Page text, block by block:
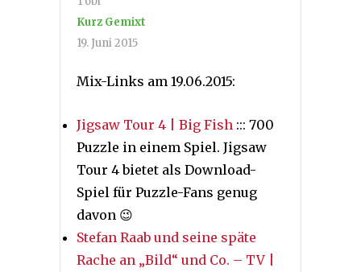
Kurz Gemixt
19. Juni 2015
Mix-Links am 19.06.2015:
Jigsaw Tour 4 | Big Fish ::: 700
Puzzle in einem Spiel. Jigsaw
Tour 4 bietet als Download-
Spiel für Puzzle-Fans genug
davon 😉
Stefan Raab und seine späte
Rache an „Bild“ und Co. – TV |